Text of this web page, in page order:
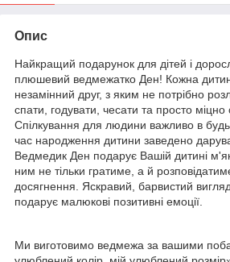
Опис
Найкращий подарунок для дітей і
плюшевий ведмежатко Ден! Кожна
незамінний друг, з яким не потрібно
спати, годувати, чесати та просто міцно
Спілкування для людини важливо в
час народження дитини заведено
Ведмедик Ден подарує Вашій дитині
ним не тільки гратиме, а й
досягнення. Яскравий, барвистий
подарує малюкові позитивні емоції.
Ми виготовимо ведмежа за вашими